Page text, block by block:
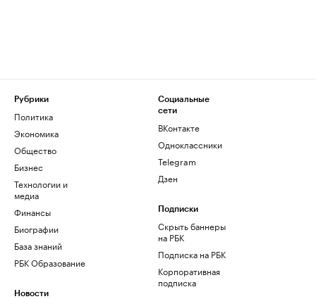
Рубрики
Политика
Экономика
Общество
Бизнес
Технологии и
медиа
Финансы
Биографии
База знаний
РБК Образование
Новости
Социальные
сети
ВКонтакте
Одноклассники
Telegram
Дзен
Подписки
Скрыть баннеры
на РБК
Подписка на РБК
Корпоративная
подписка